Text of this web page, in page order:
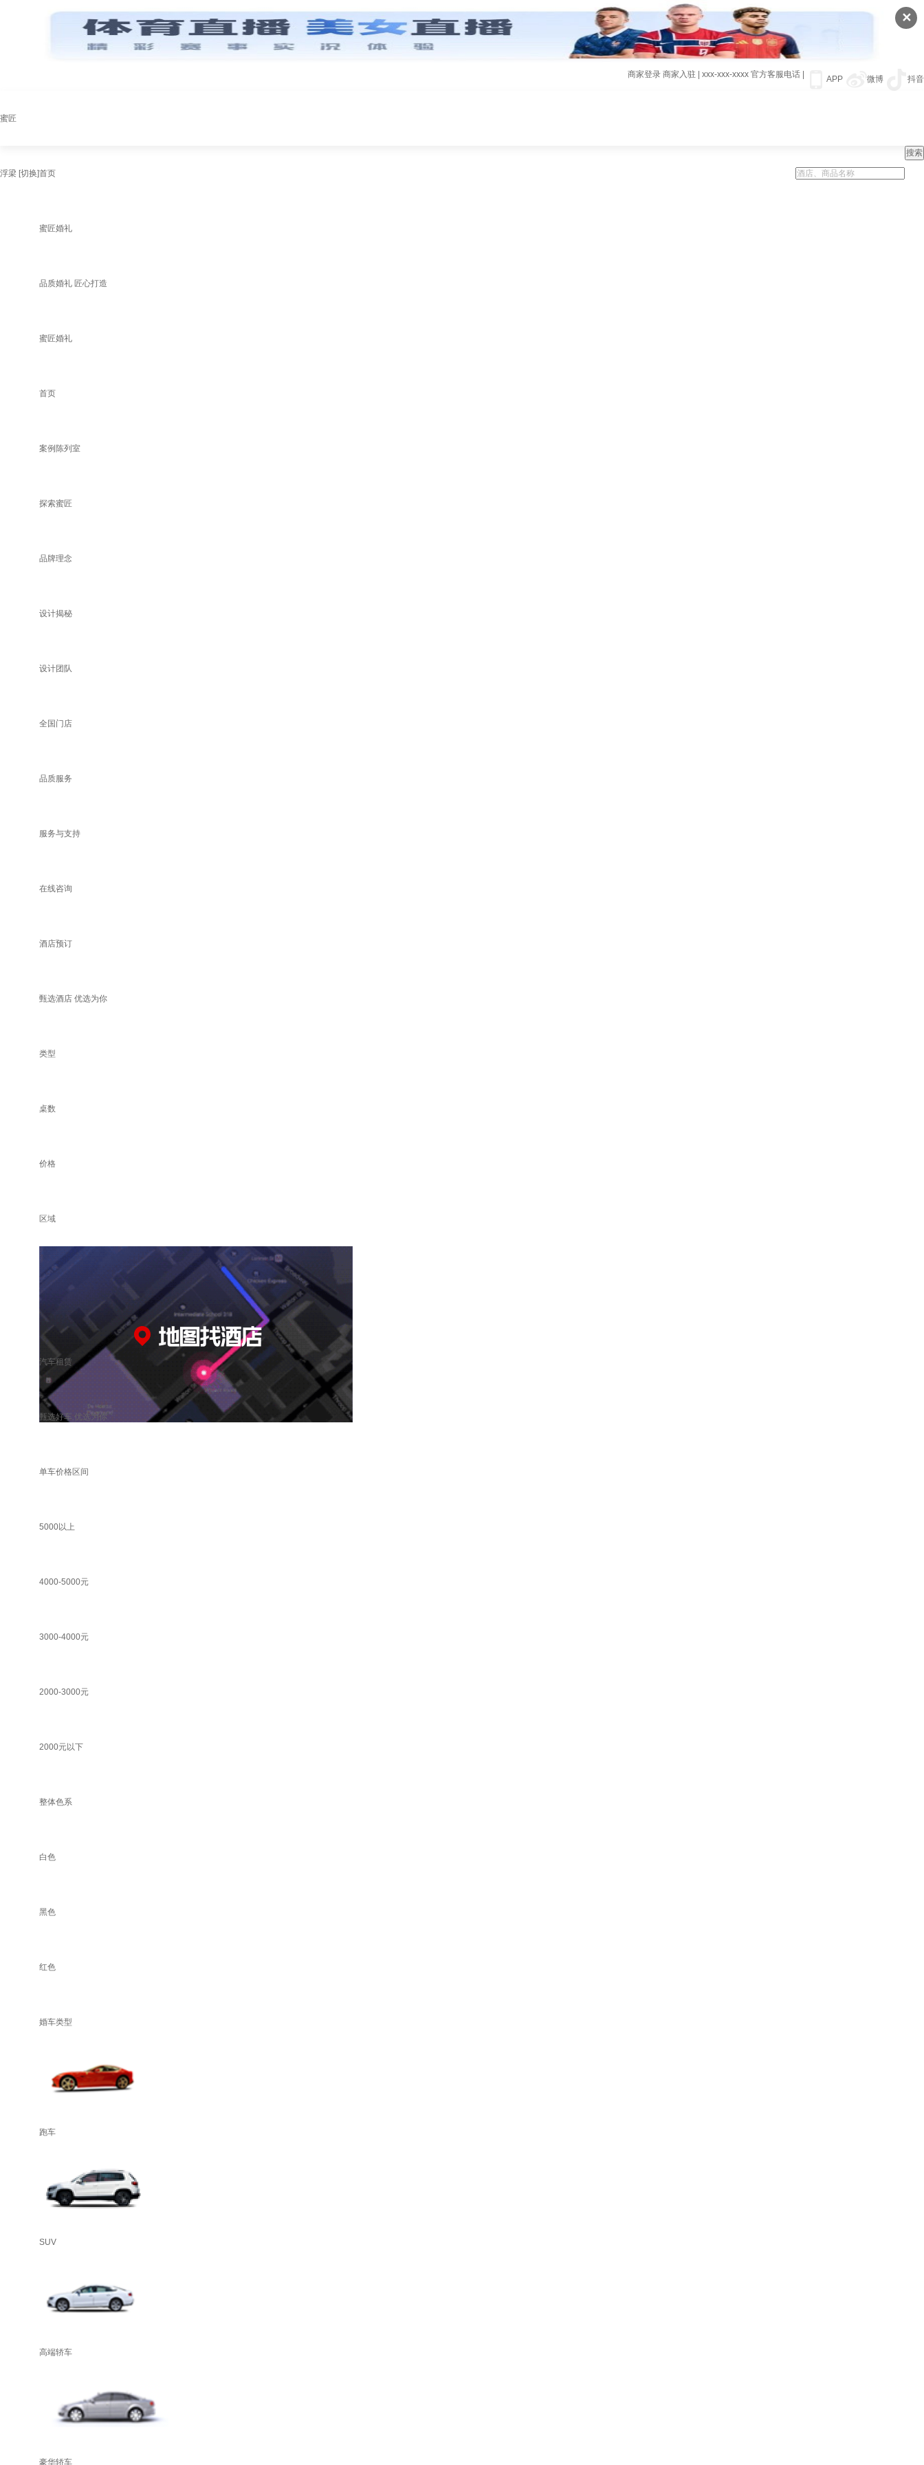
✕
APP 微博 抖音
商家登录 商家入驻 xxx-xxx-xxxx 官方客服电话
蜜匠
浮梁 [切换]首页
蜜匠婚礼
品质婚礼 匠心打造
蜜匠婚礼
首页
案例陈列室
探索蜜匠
品牌理念
设计揭秘
设计团队
全国门店
品质服务
服务与支持
在线咨询
酒店预订
甄选酒店 优选为你
类型
桌数
价格
区域
汽车租赁
甄选好车 优选为你
单车价格区间
5000以上
4000-5000元
3000-4000元
2000-3000元
2000元以下
整体色系
白色
黑色
红色
婚车类型
跑车
SUV
高端轿车
豪华轿车